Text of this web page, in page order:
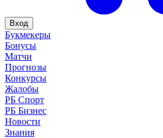
Вход
Букмекеры
Бонусы
Матчи
Прогнозы
Конкурсы
Жалобы
РБ Спорт
РБ Бизнес
Новости
Знания